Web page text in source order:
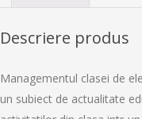
Descriere produs
Managementul clasei de
un subiect de actualitate